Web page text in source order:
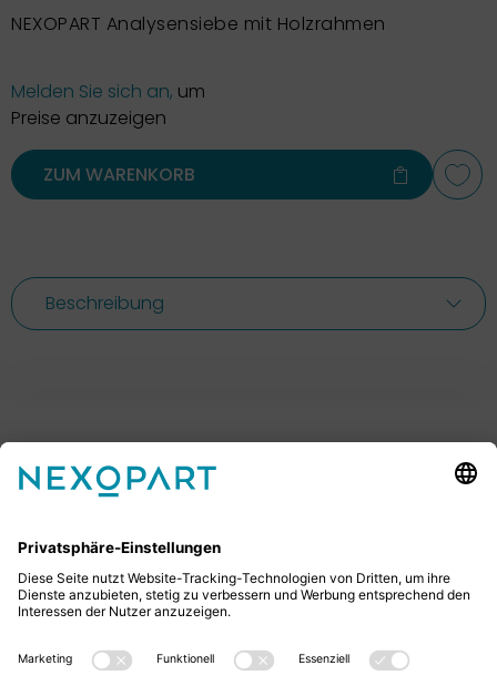
NEXOPART Analysensiebe mit Holzrahmen
Melden Sie sich an, um
Preise anzuzeigen
ZUM WARENKORB
Beschreibung
Ihr Kontakt zu uns.
schreiben uns eine E-Mail.
+49 2522 59084 0
sales@nexopart.com